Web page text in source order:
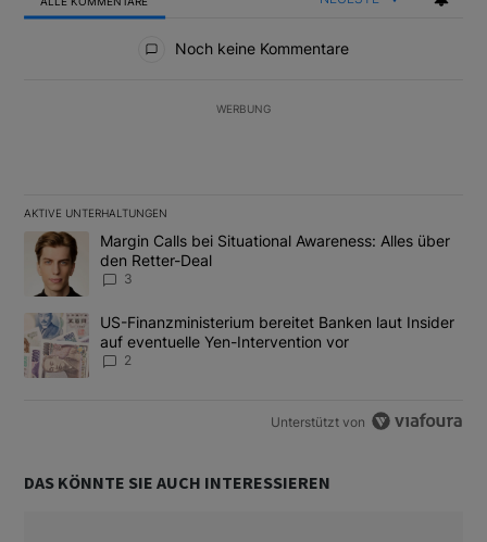
Noch keine Kommentare
WERBUNG
AKTIVE UNTERHALTUNGEN
Das Folgende ist eine Liste der am meisten kommentierten
Ein Trendartikel mit dem Titel "Margin Calls bei Situational
Margin Calls bei Situational Awareness: Alles über
den Retter-Deal
3
Ein Trendartikel mit dem Titel "US-Finanzministerium bereitet
US-Finanzministerium bereitet Banken laut Insider
auf eventuelle Yen-Intervention vor
2
Unterstützt von
DAS KÖNNTE SIE AUCH INTERESSIEREN